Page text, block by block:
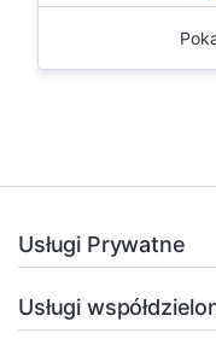
Usługi Prywatne
Usługi